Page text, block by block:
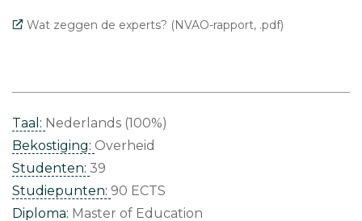
Wat zeggen de experts? (NVAO-rapport, .pdf)
Taal: Nederlands (100%)
Bekostiging: Overheid
Studenten: 39
Studiepunten: 90 ECTS
Diploma: Master of Education